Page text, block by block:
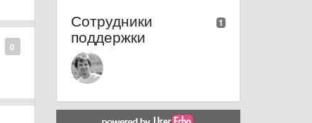
0
1
Сотрудники
поддержки